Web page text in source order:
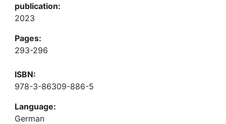
publication:
2023
Pages:
293-296
ISBN:
978-3-86309-886-5
Language:
German